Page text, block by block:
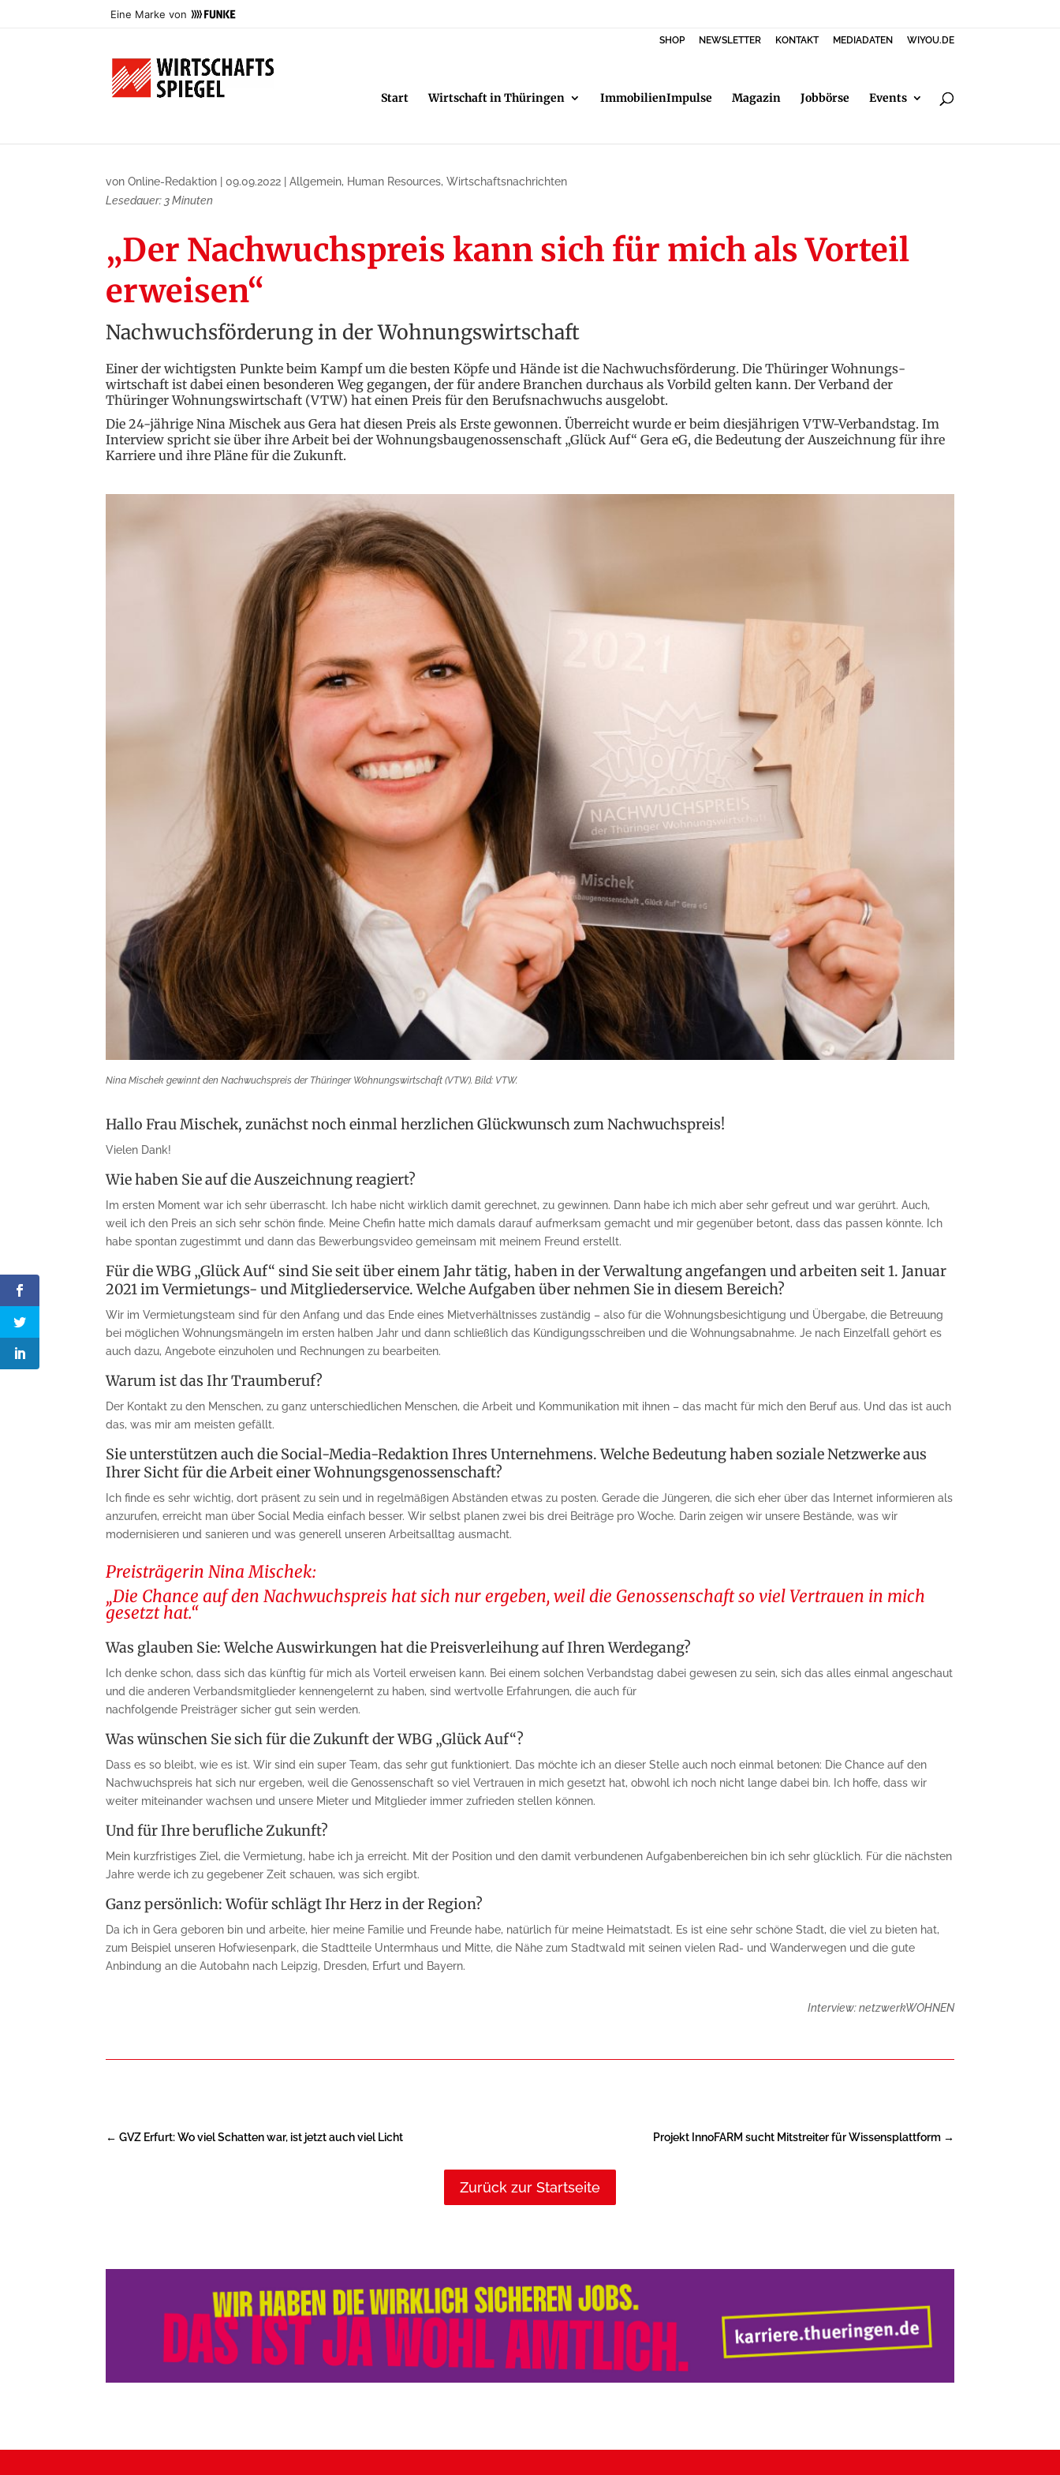
Eine Marke von
SHOP NEWSLETTER KONTAKT MEDIADATEN WIYOU.DE
Start Wirtschaft in Thüringen ImmobilienImpulse Magazin Jobbörse Events
vonOnline-Redaktion |09.09.2022 |Allgemein, Human Resources,Wirtschaftsnachrichten
Lesedauer: 3 Minuten
„Der Nachwuchs­preis kann sich für mich als Vorteil
erweisen“
Nachwuchs­förderung in der Wohnungs­wirtschaft
Einer der wichtigsten Punkte beim Kampf um die besten Köpfe und Hände ist die Nachwuchs­förderung. Die Thüringer Wohnungs­
wirtschaft ist dabei einen besonderen Weg gegangen, der für andere Branchen durchaus als Vorbild gelten kann. Der Verband der
Thüringer Wohnungs­wirtschaft (VTW) hat einen Preis für den Berufs­nach­wuchs ausgelobt.
Die 24-jährige Nina Mischek aus Gera hat diesen Preis als Erste gewonnen. Überreicht wurde er beim diesjährigen VTW-Verbandstag. Im
Interview spricht sie über ihre Arbeit bei der Wohnungs­baugenossenschaft „Glück Auf“ Gera eG, die Bedeutung der Auszeichnung für ihre
Karriere und ihre Pläne für die Zukunft.
Nina Mischek gewinnt den Nachwuchspreis der Thüringer Wohnungswirtschaft (VTW). Bild: VTW.
Hallo Frau Mischek, zunächst noch einmal herzlichen Glückwunsch zum Nachwuchspreis!
Vielen Dank!
Wie haben Sie auf die Auszeichnung reagiert?
Im ersten Moment war ich sehr überrascht. Ich habe nicht wirklich damit gerechnet, zu gewinnen. Dann habe ich mich aber sehr gefreut und war gerührt. Auch,
weil ich den Preis an sich sehr schön finde. Meine Chefin hatte mich damals darauf aufmerksam gemacht und mir gegenüber betont, dass das passen könnte. Ich
habe spontan zugestimmt und dann das Bewerbungsvideo gemeinsam mit meinem Freund erstellt.
Für die WBG „Glück Auf“ sind Sie seit über einem Jahr tätig, haben in der Verwaltung angefangen und arbeiten seit 1. Januar
2021 im Vermietungs- und Mitgliederservice. Welche Aufgaben über nehmen Sie in diesem Bereich?
Wir im Vermietungsteam sind für den Anfang und das Ende eines Mietverhältnisses zuständig – also für die Wohnungsbesichtigung und Übergabe, die Betreuung
bei möglichen Wohnungsmängeln im ersten halben Jahr und dann schließlich das Kündigungsschreiben und die Wohnungsabnahme. Je nach Einzelfall gehört es
auch dazu, Angebote einzuholen und Rechnungen zu bearbeiten.
Warum ist das Ihr Traumberuf?
Der Kontakt zu den Menschen, zu ganz unterschiedlichen Menschen, die Arbeit und Kommunikation mit ihnen – das macht für mich den Beruf aus. Und das ist auch
das, was mir am meisten gefällt.
Sie unterstützen auch die Social-Media-Redaktion Ihres Unternehmens. Welche Bedeutung haben soziale Netzwerke aus
Ihrer Sicht für die Arbeit einer Wohnungsgenossenschaft?
Ich finde es sehr wichtig, dort präsent zu sein und in regelmäßigen Abständen etwas zu posten. Gerade die Jüngeren, die sich eher über das Internet informieren als
anzurufen, erreicht man über Social Media einfach besser. Wir selbst planen zwei bis drei Beiträge pro Woche. Darin zeigen wir unsere Bestände, was wir
modernisieren und sanieren und was generell unseren Arbeitsalltag ausmacht.
Preisträgerin Nina Mischek:
„Die Chance auf den Nachwuchspreis hat sich nur ergeben, weil die Genossenschaft so viel Vertrauen in mich
gesetzt hat.“
Was glauben Sie: Welche Aus­wirkungen hat die Preisverleihung auf Ihren Werdegang?
Ich denke schon, dass sich das künftig für mich als Vorteil erweisen kann. Bei einem solchen Verbandstag dabei gewesen zu sein, sich das alles einmal angeschaut
und die anderen Verbandsmitglieder kennengelernt zu haben, sind wertvolle Erfahrungen, die auch für
nachfolgende Preisträger sicher gut sein werden.
Was wünschen Sie sich für die Zukunft der WBG „Glück Auf“?
Dass es so bleibt, wie es ist. Wir sind ein super Team, das sehr gut funktioniert. Das möchte ich an dieser Stelle auch noch einmal betonen: Die Chance auf den
Nachwuchspreis hat sich nur ergeben, weil die Genossenschaft so viel Vertrauen in mich gesetzt hat, obwohl ich noch nicht lange dabei bin. Ich hoffe, dass wir
weiter miteinander wachsen und unsere Mieter und Mitglieder immer zufrieden stellen können.
Und für Ihre berufliche Zukunft?
Mein kurzfristiges Ziel, die Vermietung, habe ich ja erreicht. Mit der Position und den damit verbundenen Aufgabenbereichen bin ich sehr glücklich. Für die nächsten
Jahre werde ich zu gegebener Zeit schauen, was sich ergibt.
Ganz persönlich: Wofür schlägt Ihr Herz in der Region?
Da ich in Gera geboren bin und arbeite, hier meine Familie und Freunde habe, natürlich für meine Heimatstadt. Es ist eine sehr schöne Stadt, die viel zu bieten hat,
zum Beispiel unseren Hofwiesenpark, die Stadtteile Untermhaus und Mitte, die Nähe zum Stadtwald mit seinen vielen Rad- und Wanderwegen und die gute
Anbindung an die Autobahn nach Leipzig, Dresden, Erfurt und Bayern.
Interview: netzwerkWOHNEN
←GVZ Erfurt: Wo viel Schatten war, ist jetzt auch viel Licht Projekt InnoFARM sucht Mitstreiter für Wissensplattform→
Zurück zur Startseite